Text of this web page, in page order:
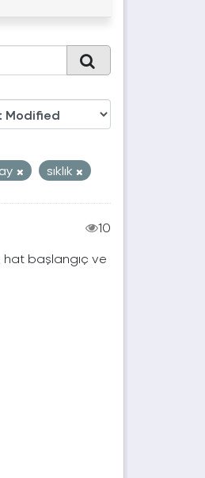
sıklık
10
hat başlangıç ve